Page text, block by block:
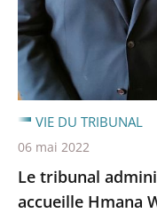
Le tribunal
accueille Hmana
VIE DU TRIBUNAL
06 mai 2022